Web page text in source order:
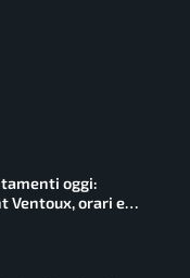
oggi:
Ventoux, orari e